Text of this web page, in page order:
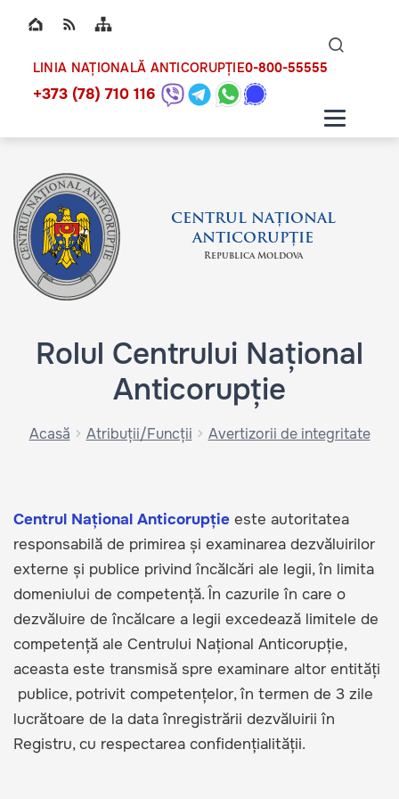
Top bar navigation
LINIA NAȚIONALĂ ANTICORUPȚIE0-800-55555
+373 (78) 710 116
CENTRUL NAȚIONAL
ANTICORUPȚIE
Republica Moldova
Rolul Centrului Național
Anticorupție
Acasă Atribuții/Funcții Avertizorii de integritate
Centrul Național Anticorupție este autoritatea
responsabilă de primirea și examinarea dezvăluirilor
externe și publice privind încălcări ale legii, în limita
domeniului de competență. În cazurile în care o
dezvăluire de încălcare a legii excedează limitele de
competență ale Centrului Național Anticorupție,
aceasta este transmisă spre examinare altor entități
publice, potrivit competențelor, în termen de 3 zile
lucrătoare de la data înregistrării dezvăluirii în
Registru, cu respectarea confidențialității.